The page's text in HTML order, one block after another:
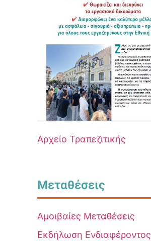
Αρχείο Τραπεζιτικής
Μεταθέσεις
Αμοιβαίες Μεταθέσεις
Εκδήλωση Ενδιαφέροντος